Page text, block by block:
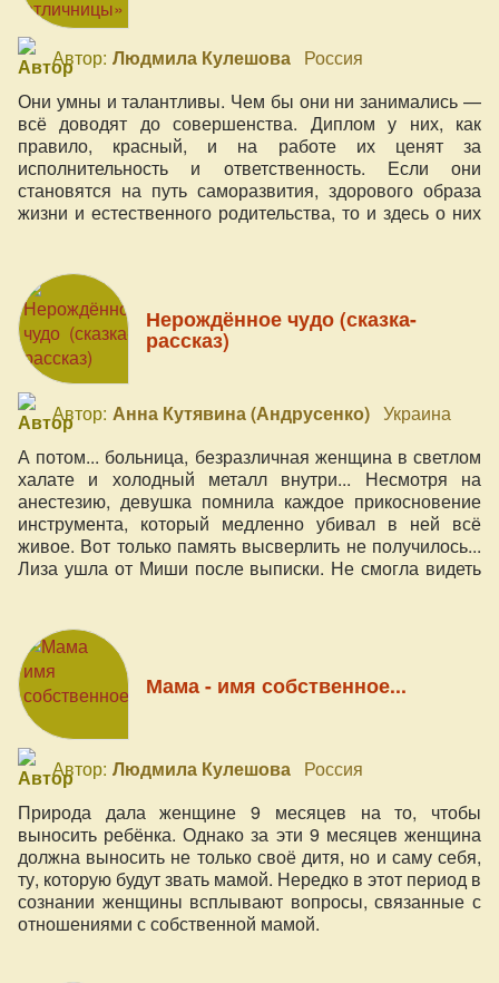
Автор: Людмила Кулешова Россия
Они умны и талантливы. Чем бы они ни занимались —
всё доводят до совершенства. Диплом у них, как
правило, красный, и на работе их ценят за
исполнительность и ответственность. Если они
становятся на путь саморазвития, здорового образа
жизни и естественного родительства, то и здесь о них
Нерождённое чудо (сказка-
рассказ)
Автор: Анна Кутявина (Андрусенко) Украина
А потом... больница, безразличная женщина в светлом
халате и холодный металл внутри... Несмотря на
анестезию, девушка помнила каждое прикосновение
инструмента, который медленно убивал в ней всё
живое. Вот только память высверлить не получилось...
Лиза ушла от Миши после выписки. Не смогла видеть
Мама - имя собственное...
Автор: Людмила Кулешова Россия
Природа дала женщине 9 месяцев на то, чтобы
выносить ребёнка. Однако за эти 9 месяцев женщина
должна выносить не только своё дитя, но и саму себя,
ту, которую будут звать мамой. Нередко в этот период в
сознании женщины всплывают вопросы, связанные с
отношениями с собственной мамой.